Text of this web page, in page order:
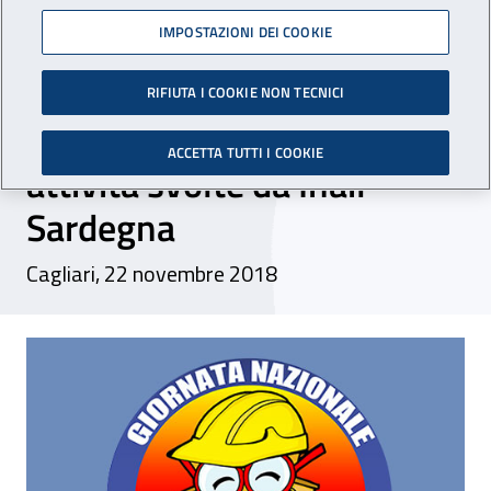
Giornata nazionale per la
sicurezza nelle scuole
2018, presentazione delle
attività svolte da Inail
Sardegna
Cagliari, 22 novembre 2018
Giornata nazionale per la sicurezza
IMPOSTAZIONI DEI COOKIE
RIFIUTA I COOKIE NON TECNICI
ACCETTA TUTTI I COOKIE